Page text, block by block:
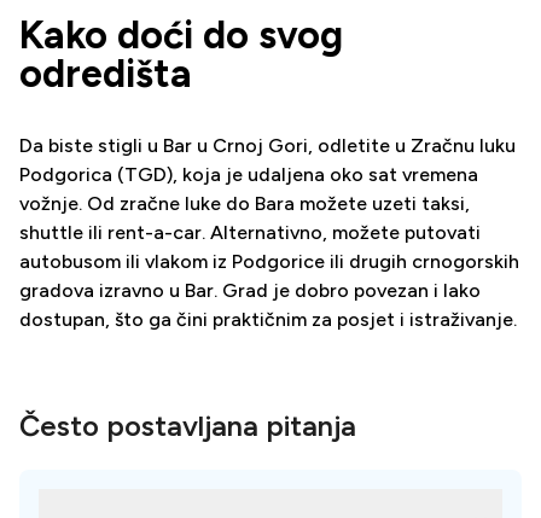
Kako doći do svog
odredišta
Da biste stigli u Bar u Crnoj Gori, odletite u Zračnu luku
Podgorica (TGD), koja je udaljena oko sat vremena
vožnje. Od zračne luke do Bara možete uzeti taksi,
shuttle ili rent-a-car. Alternativno, možete putovati
autobusom ili vlakom iz Podgorice ili drugih crnogorskih
gradova izravno u Bar. Grad je dobro povezan i lako
dostupan, što ga čini praktičnim za posjet i istraživanje.
Često postavljana pitanja